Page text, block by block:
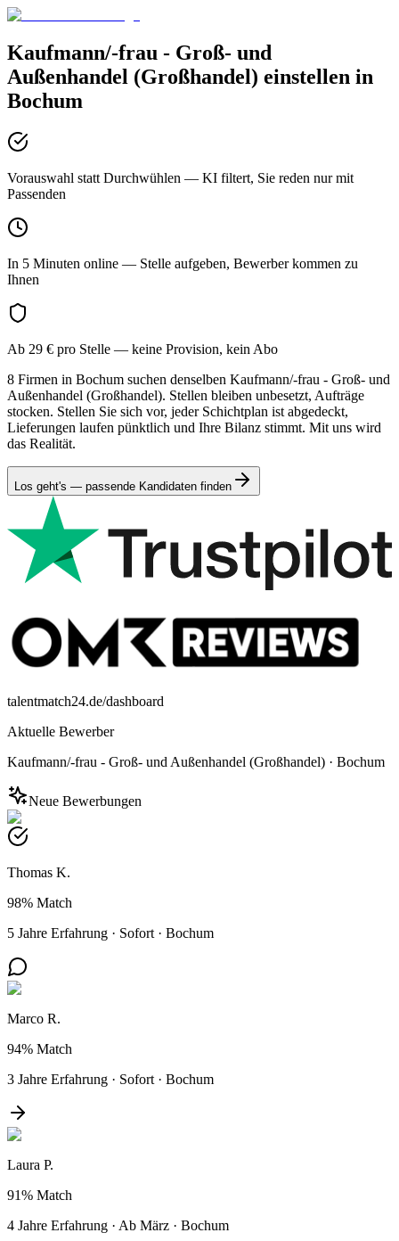
Kaufmann/-frau - Groß- und
Außenhandel (Großhandel) einstellen in
Bochum
Vorauswahl statt Durchwühlen — KI filtert, Sie reden nur mit
Passenden
In 5 Minuten online — Stelle aufgeben, Bewerber kommen zu
Ihnen
Ab 29 € pro Stelle — keine Provision, kein Abo
8 Firmen in Bochum suchen denselben Kaufmann/-frau - Groß- und
Außenhandel (Großhandel). Stellen bleiben unbesetzt, Aufträge
stocken. Stellen Sie sich vor, jeder Schichtplan ist abgedeckt,
Lieferungen laufen pünktlich und Ihre Bilanz stimmt. Mit uns wird
das Realität.
Los geht's — passende Kandidaten finden
talentmatch24.de/dashboard
Aktuelle Bewerber
Kaufmann/-frau - Groß- und Außenhandel (Großhandel) · Bochum
Neue Bewerbungen
Thomas K.
98% Match
5 Jahre Erfahrung · Sofort · Bochum
Marco R.
94% Match
3 Jahre Erfahrung · Sofort · Bochum
Laura P.
91% Match
4 Jahre Erfahrung · Ab März · Bochum